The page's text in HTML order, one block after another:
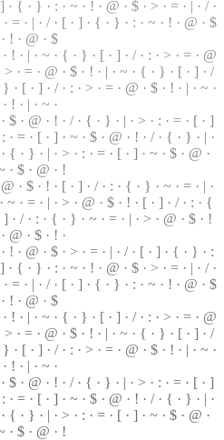
] · { · } · : · ~ · ! · @ · $ · > · = · | · / ·
= · | · / · [ · ] · { · } · : · ~ · ! · @ · $
! · @ · $
· ! · | · ~ · { · } · [ · ] · / · : · > · = · @
> · = · @ · $ · ! · | · ~ · { · } · [ · ] · /
· [ · ] · / · : · > · = · @ · $ · ! · | · ~ ·
! · | · ~ ·
$ · @ · ! · / · { · } · | · > · : · = · [ · ]
· = · [ · ] · ~ · $ · @ · ! · / · { · } · | ·
{ · } · | · > · : · = · [ · ] · ~ · $ · @ ·
· $ · @ · !
· $ · ! · [ · ] · / · : · { · } · ~ · = · | ·
· = · | · > · @ · $ · ! · [ · ] · / · : · {
· / · : · { · } · ~ · = · | · > · @ · $ · !
@ · $ · ! ·
! · @ · $ · > · = · | · / · [ · ] · { · } · :
] · { · } · : · ~ · ! · @ · $ · > · = · | · / ·
· = · | · / · [ · ] · { · } · : · ~ · ! · @ · $
! · @ · $
! · | · ~ · { · } · [ · ] · / · : · > · = · @
> · = · @ · $ · ! · | · ~ · { · } · [ · ] · /
} · [ · ] · /· : · > · = · @ · $ · ! · | · ~ ·
· ! · | · ~ ·
$ · @ · ! · / · { · } · | · > · : · = · [ · ]
· = · [ · ] · ~ · $ · @ · ! · /· { · } · | ·
{ · } · | · > · : · = · [ · ] · ~ · $ · @ ·
· $ · @ · !